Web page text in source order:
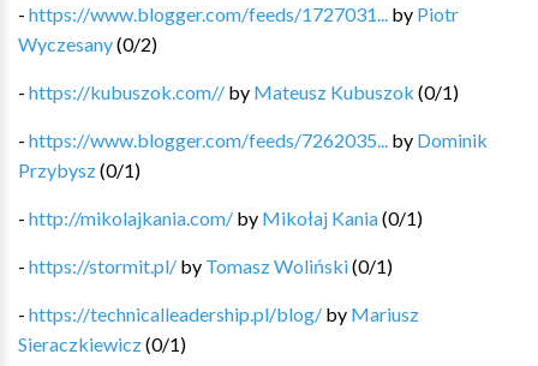
- https://www.blogger.com/feeds/1727031... by Piotr
Wyczesany(0/2)
- https://kubuszok.com// by Mateusz Kubuszok (0/1)
- https://www.blogger.com/feeds/7262035... by Dominik
Przybysz(0/1)
- http://mikolajkania.com/ by Mikołaj Kania(0/1)
- https://stormit.pl/ by Tomasz Woliński(0/1)
- https://technicalleadership.pl/blog/ by Mariusz
Sieraczkiewicz(0/1)